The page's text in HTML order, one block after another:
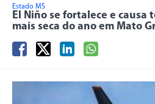
Estado MS
El Niño se fortalece e causa
mais seca do ano em Mato